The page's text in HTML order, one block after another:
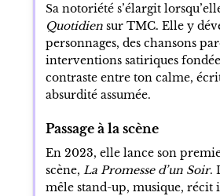
Sa notoriété s’élargit
Quotidiensur TMC. Elle y
personnages, des chansons
interventions satiriques
contraste entre ton calme,
absurdité assumée.
Passage à la scène
En 2023, elle lance son
scène, La Promesse d’un Soir.
mêle stand-up, musique, récit